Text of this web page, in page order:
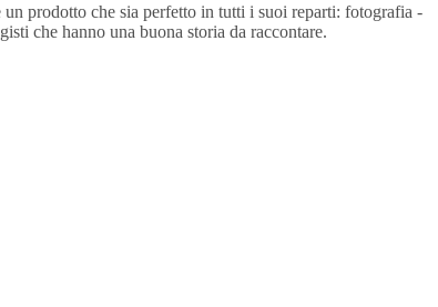
prodotto che sia perfetto in tutti i suoi reparti: fotografia -
che hanno una buona storia da raccontare.